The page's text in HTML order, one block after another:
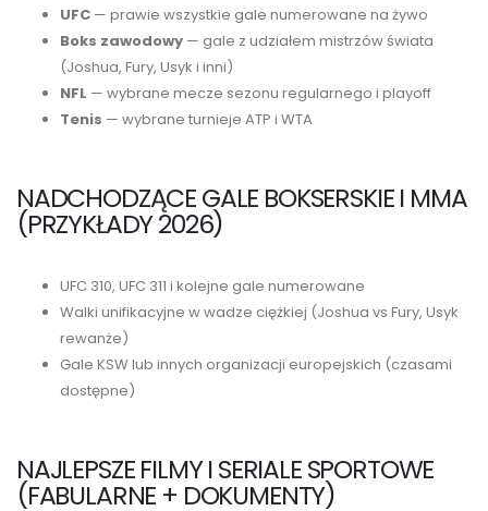
UFC — prawie wszystkie gale numerowane na żywo
Boks zawodowy — gale z udziałem mistrzów świata
(Joshua, Fury, Usyk i inni)
NFL — wybrane mecze sezonu regularnego i playoff
Tenis — wybrane turnieje ATP i WTA
NADCHODZĄCE GALE BOKSERSKIE I MMA
(PRZYKŁADY 2026)
UFC 310, UFC 311 i kolejne gale numerowane
Walki unifikacyjne w wadze ciężkiej (Joshua vs Fury, Usyk
rewanże)
Gale KSW lub innych organizacji europejskich (czasami
dostępne)
NAJLEPSZE FILMY I SERIALE SPORTOWE
(FABULARNE + DOKUMENTY)